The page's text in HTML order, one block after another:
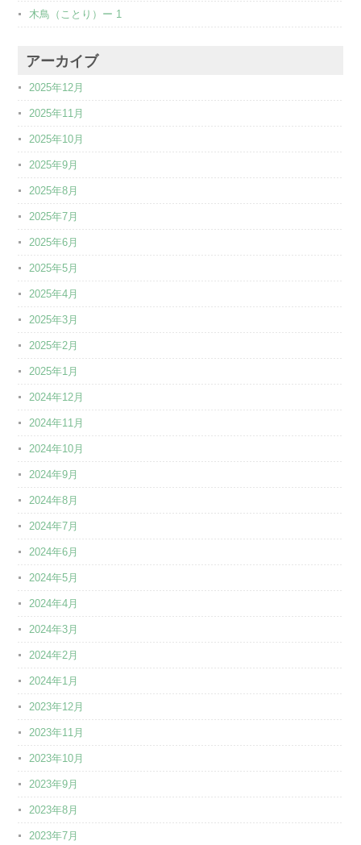
木鳥（ことり）ー 1
アーカイブ
2025年12月
2025年11月
2025年10月
2025年9月
2025年8月
2025年7月
2025年6月
2025年5月
2025年4月
2025年3月
2025年2月
2025年1月
2024年12月
2024年11月
2024年10月
2024年9月
2024年8月
2024年7月
2024年6月
2024年5月
2024年4月
2024年3月
2024年2月
2024年1月
2023年12月
2023年11月
2023年10月
2023年9月
2023年8月
2023年7月